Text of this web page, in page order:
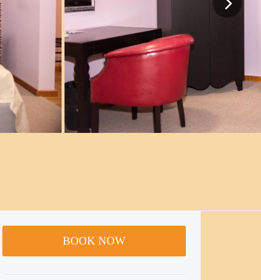
BOOK NOW